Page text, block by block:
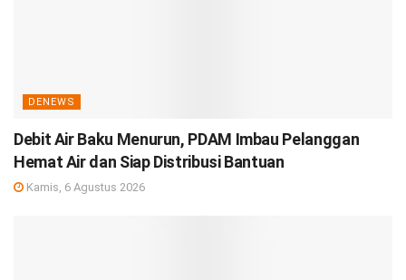
DENEWS
Debit Air Baku Menurun, PDAM Imbau Pelanggan
Hemat Air dan Siap Distribusi Bantuan
Kamis, 6 Agustus 2026